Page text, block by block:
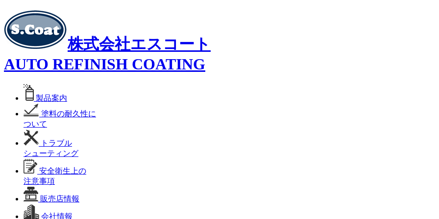
株式会社エスコート
AUTO REFINISH COATING
製品案内
塗料の耐久性に
ついて
トラブル
シューティング
安全衛生上の
注意事項
販売店情報
会社情報